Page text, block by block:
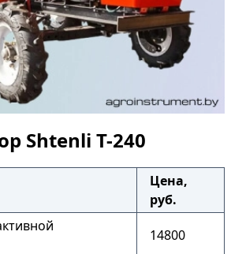
Shtenli T-240
Цена,
руб.
14800